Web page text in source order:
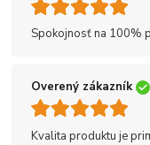
Spokojnosť na 100%
Overený zákazník
Kvalita produktu je